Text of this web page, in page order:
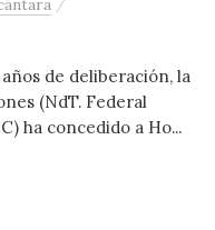
de deliberación, la
(NdT. Federal
ha concedido a Ho...